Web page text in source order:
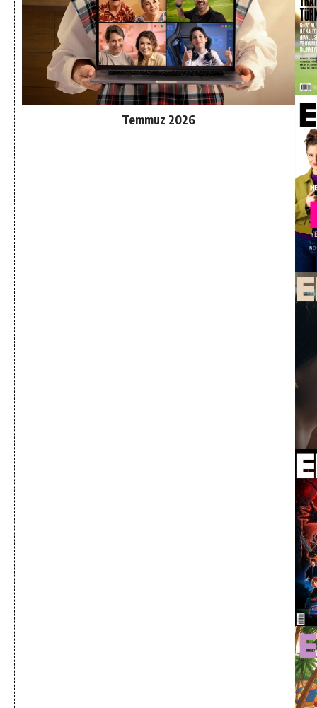
Temmuz 2026